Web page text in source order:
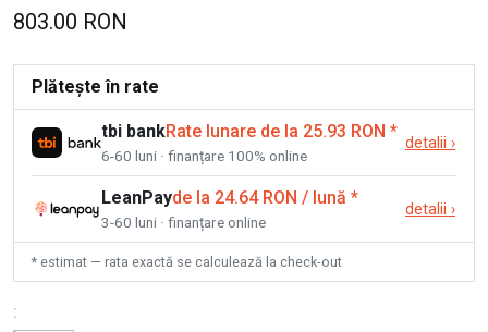
803.00 RON
Plătește în rate
tbi bankRate lunare de la 25.93 RON *
6-60 luni · finanțare 100% online
detalii ›
LeanPayde la 24.64 RON / lună *
3-60 luni · finanțare online
detalii ›
* estimat — rata exactă se calculează la check-out
: